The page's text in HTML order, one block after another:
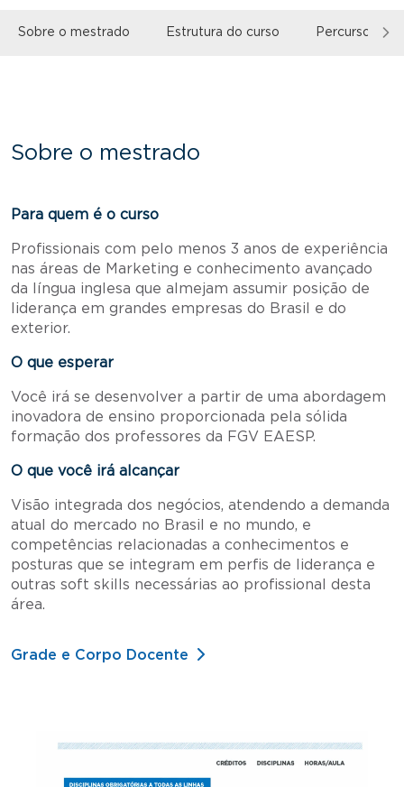
Sobre o mestrado Estrutura do curso Percurso
Sobre o mestrado
Para quem é o curso
Profissionais com pelo menos 3 anos de experiência
nas áreas de Marketing e conhecimento avançado
da língua inglesa que almejam assumir posição de
liderança em grandes empresas do Brasil e do
exterior.
O que esperar
Você irá se desenvolver a partir de uma abordagem
inovadora de ensino proporcionada pela sólida
formação dos professores da FGV EAESP.
O que você irá alcançar
Visão integrada dos negócios, atendendo a demanda
atual do mercado no Brasil e no mundo, e
competências relacionadas a conhecimentos e
posturas que se integram em perfis de liderança e
outras soft skills necessárias ao profissional desta
área.
Grade e Corpo Docente